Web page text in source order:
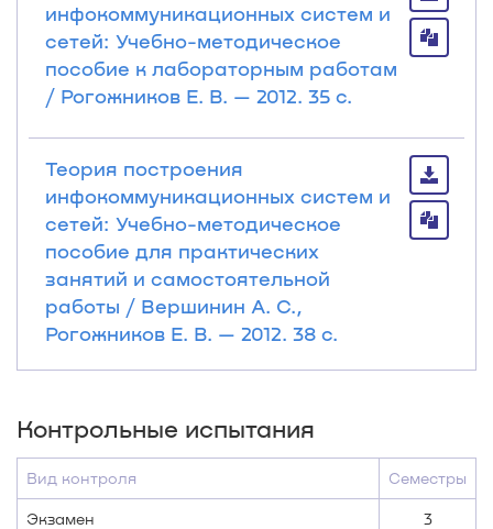
инфокоммуникационных систем и
сетей: Учебно-методическое
пособие к лабораторным работам
/ Рогожников Е. В. — 2012. 35 с.
Теория построения
инфокоммуникационных систем и
сетей: Учебно-методическое
пособие для практических
занятий и самостоятельной
работы / Вершинин А. С.,
Рогожников Е. В. — 2012. 38 с.
Контрольные испытания
Вид контроля Семестры
Экзамен 3